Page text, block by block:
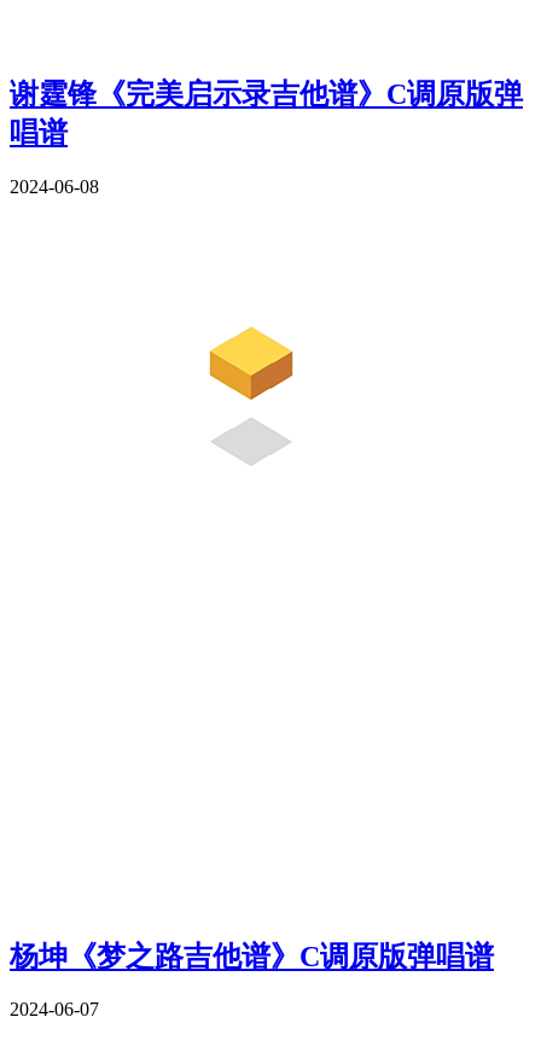
谢霆锋《完美启示录吉他谱》C调原版弹
唱谱
2024-06-08
杨坤《梦之路吉他谱》C调原版弹唱谱
2024-06-07